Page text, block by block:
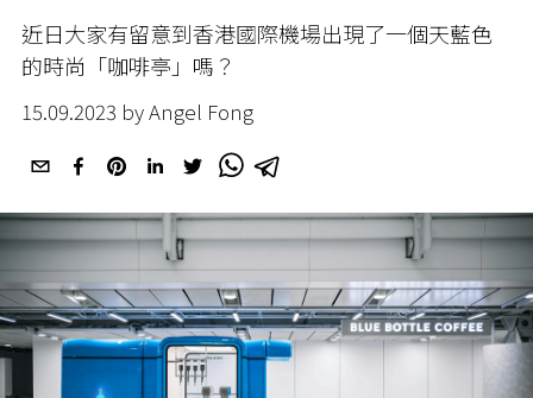
近日大家有留意到香港國際機場出現了一個天藍色
的時尚「咖啡亭」嗎？
15.09.2023 by Angel Fong